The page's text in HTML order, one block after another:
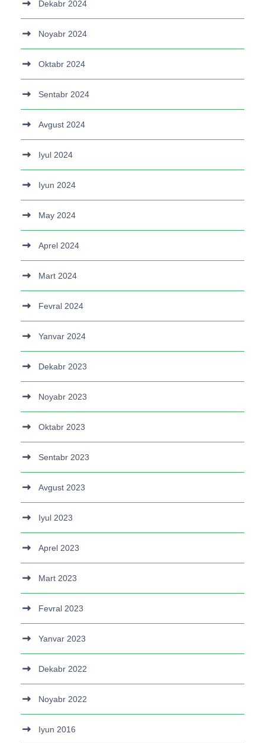
Dekabr 2024
Noyabr 2024
Oktabr 2024
Sentabr 2024
Avgust 2024
Iyul 2024
Iyun 2024
May 2024
Aprel 2024
Mart 2024
Fevral 2024
Yanvar 2024
Dekabr 2023
Noyabr 2023
Oktabr 2023
Sentabr 2023
Avgust 2023
Iyul 2023
Aprel 2023
Mart 2023
Fevral 2023
Yanvar 2023
Dekabr 2022
Noyabr 2022
Iyun 2016